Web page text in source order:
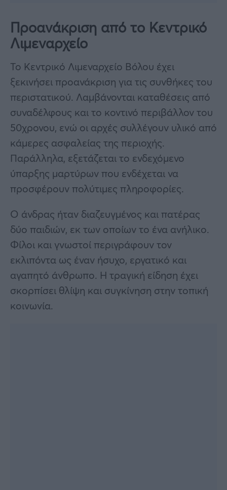
Προανάκριση από το Κεντρικό
Λιμεναρχείο
Το Κεντρικό Λιμεναρχείο Βόλου έχει
ξεκινήσει προανάκριση για τις συνθήκες του
περιστατικού. Λαμβάνονται καταθέσεις από
συναδέλφους και το κοντινό περιβάλλον του
50χρονου, ενώ οι αρχές συλλέγουν υλικό από
κάμερες ασφαλείας της περιοχής.
Παράλληλα, εξετάζεται το ενδεχόμενο
ύπαρξης μαρτύρων που ενδέχεται να
προσφέρουν πολύτιμες πληροφορίες.
Ο άνδρας ήταν διαζευγμένος και πατέρας
δύο παιδιών, εκ των οποίων το ένα ανήλικο.
Φίλοι και γνωστοί περιγράφουν τον
εκλιπόντα ως έναν ήσυχο, εργατικό και
αγαπητό άνθρωπο. Η τραγική είδηση έχει
σκορπίσει θλίψη και συγκίνηση στην τοπική
κοινωνία.